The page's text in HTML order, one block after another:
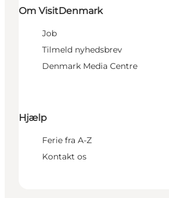
Om VisitDenmark
Job
Tilmeld nyhedsbrev
Denmark Media Centre
Hjælp
Ferie fra A-Z
Kontakt os